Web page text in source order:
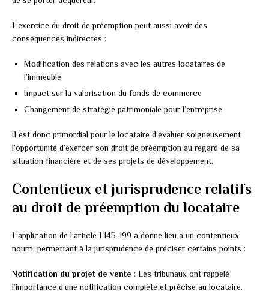
L’exercice du droit de préemption peut aussi avoir des
conséquences indirectes :
Modification des relations avec les autres locataires de
l’immeuble
Impact sur la valorisation du fonds de commerce
Changement de stratégie patrimoniale pour l’entreprise
Il est donc primordial pour le locataire d’évaluer soigneusement
l’opportunité d’exercer son droit de préemption au regard de sa
situation financière et de ses projets de développement.
Contentieux et jurisprudence relatifs
au droit de préemption du locataire
L’application de l’article L145-199 a donné lieu à un contentieux
nourri, permettant à la jurisprudence de préciser certains points :
Notification du projet de vente : Les tribunaux ont rappelé
l’importance d’une notification complète et précise au locataire.